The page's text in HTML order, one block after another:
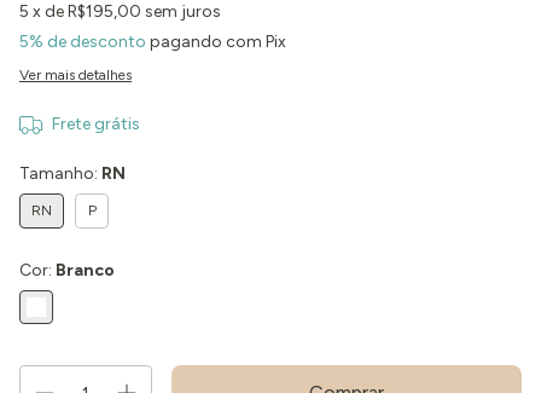
5 x deR$195,00 sem juros
5% de desconto pagando com Pix
Ver mais detalhes
Frete grátis
Tamanho: RN
RN P
Cor: Branco